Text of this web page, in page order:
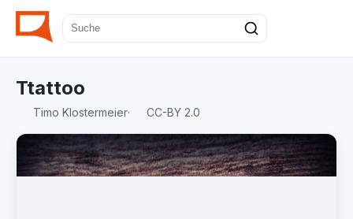
Ttattoo
Timo Klostermeier· CC-BY 2.0